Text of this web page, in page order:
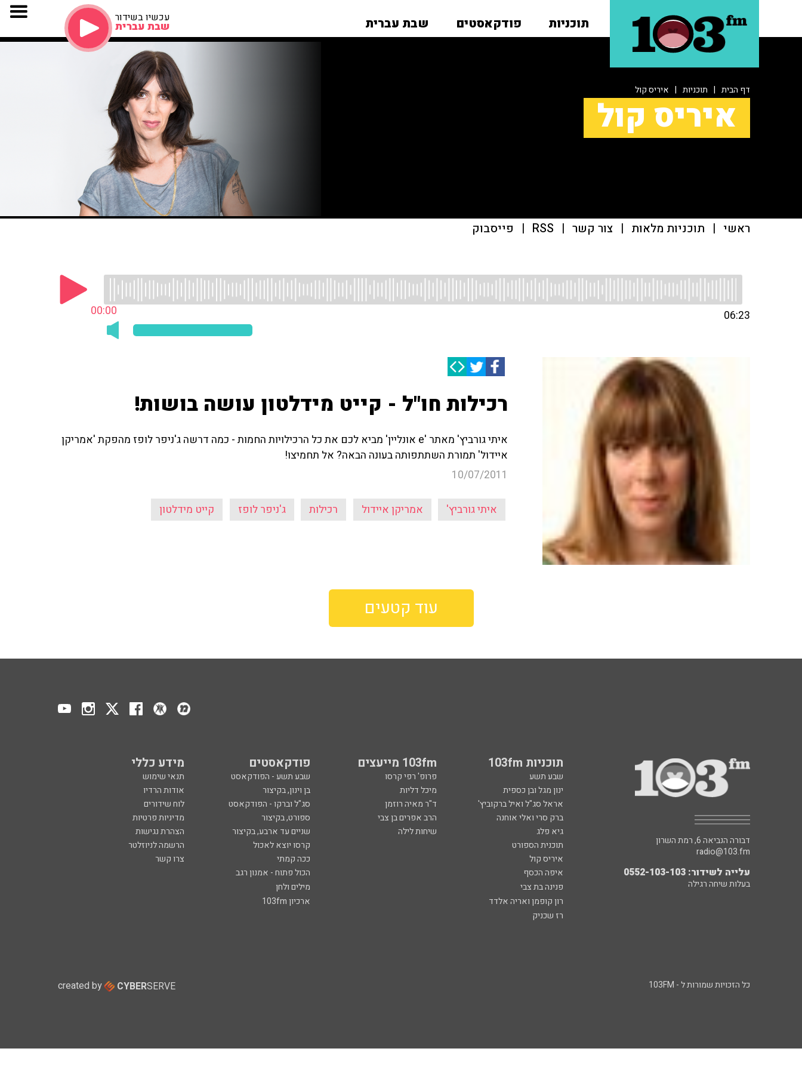
תוכניות פודקאסטים שבת עברית עכשיו בשידור
שבת עברית
דף הבית | תוכניות | איריס קול
איריס קול
ראשי | תוכניות מלאות | צור קשר |
RSS
| פייסבוק
00:00 06:23
רכילות חו"ל - קייט מידלטון עושה בושות!
איתי גורביץ' מאתר 'e אונליין' מביא לכם את כל הרכילויות החמות - כמה דרשה ג'ניפר לופז מהפקת 'אמריקן
איידול' תמורת השתתפותה בעונה הבאה? אל תחמיצו!
10/07/2011
איתי גורביץ' אמריקן איידול רכילות ג'ניפר לופז קייט מידלטון
עוד קטעים
תוכניות 103fm 103fm מייעצים פודקאסטים מידע כללי
שבע תשע פרופ' רפי קרסו שבע תשע - הפודקאסט
תנאי שימוש
ינון מגל ובן כספית
מיכל דליות בן וינון, בקיצור
אודות הרדיו
אראל סג"ל ואיל ברקוביץ'
ד"ר מאיה רוזמן סג"ל וברקו - הפודקאסט
לוח שידורים
ברק סרי ואלי אוחנה
הרב אפרים בן צבי ספורט, בקיצור
מדיניות פרטיות
גיא פלג
שיחות לילה שניים עד ארבע, בקיצור
הצהרת נגישות
תוכנית הספורט
קרסו יוצא לאכול
הרשמה לניוזלטר
איריס קול
ככה קמתי
צרו קשר
איפה הכסף
הכול פתוח - אמנון רגב
פנינה בת צבי
מילים ולחן
רון קופמן ואריה אלדד
ארכיון 103fm
רז שכניק
דבורה הנביאה 6, רמת השרון
radio@103.fm
עלייה לשידור: 0552-103-103
בעלות שיחה רגילה
כל הזכויות שמורות ל - 103FM created by CYBERSERVE